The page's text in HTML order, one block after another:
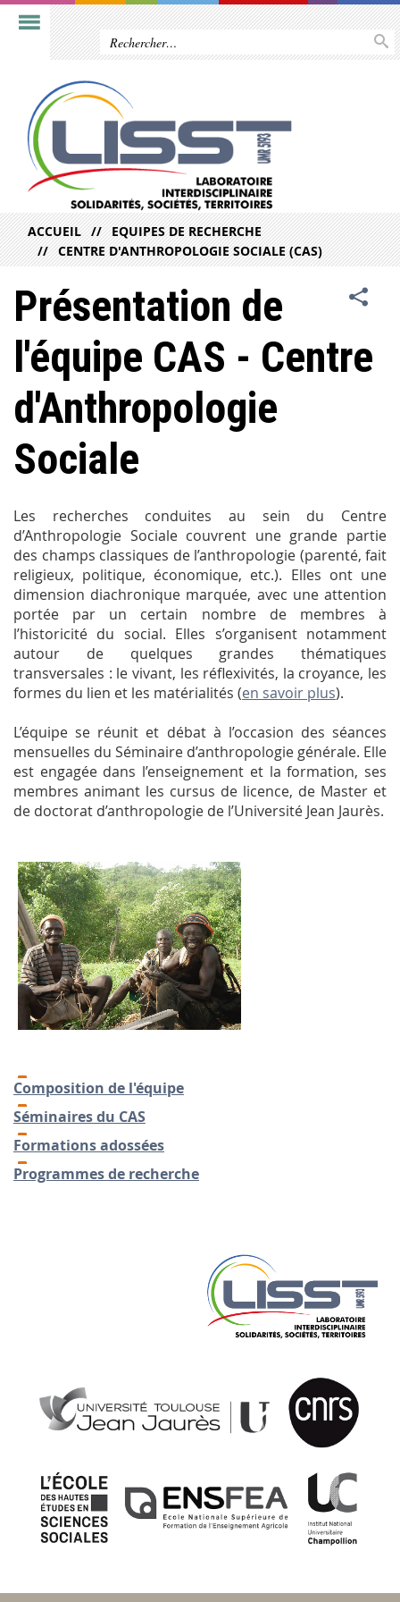
ACCUEIL
EQUIPES DE RECHERCHE
CENTRE D'ANTHROPOLOGIE SOCIALE (CAS)
Présentation de
l'équipe CAS - Centre
d'Anthropologie
Sociale
Les recherches conduites au sein du Centre
d’Anthropologie Sociale couvrent une grande partie
des champs classiques de l’anthropologie (parenté, fait
religieux, politique, économique, etc.). Elles ont une
dimension diachronique marquée, avec une attention
portée par un certain nombre de membres à
l’historicité du social. Elles s’organisent notamment
autour de quelques grandes thématiques
transversales : le vivant, les réflexivités, la croyance, les
formes du lien et les matérialités (en savoir plus).
L’équipe se réunit et débat à l’occasion des séances
mensuelles du Séminaire d’anthropologie générale. Elle
est engagée dans l’enseignement et la formation, ses
membres animant les cursus de licence, de Master et
de doctorat d’anthropologie de l’Université Jean Jaurès.
Composition de l'équipe
Séminaires du CAS
Formations adossées
Programmes de recherche